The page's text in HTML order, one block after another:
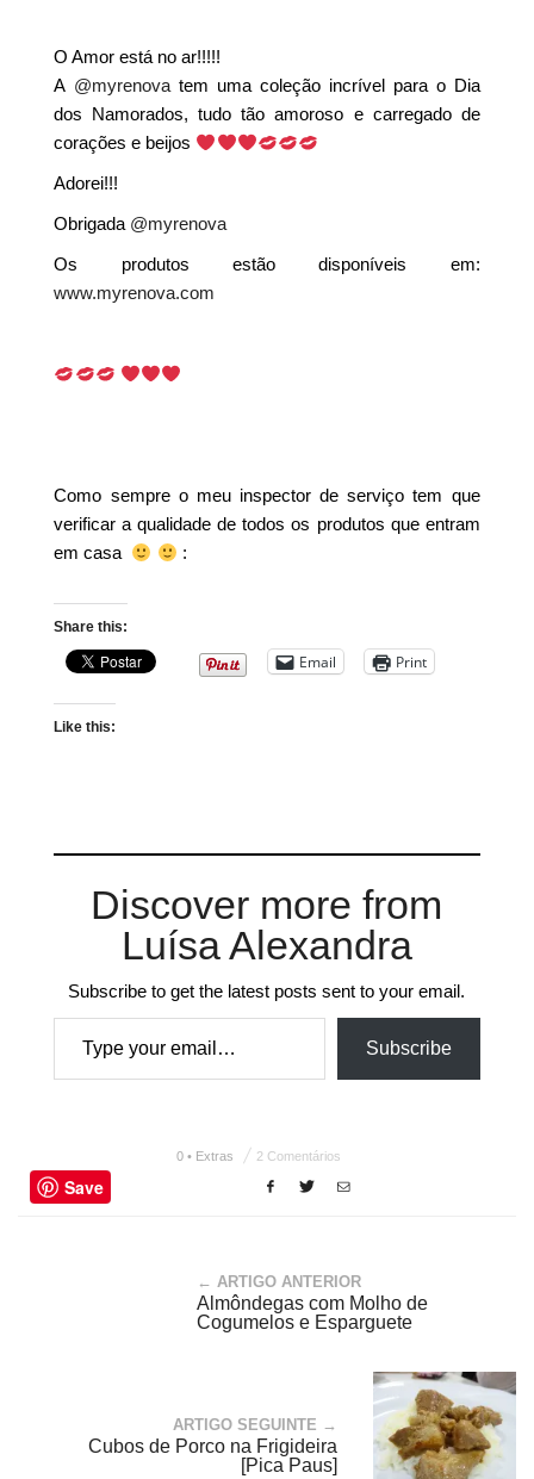
O Amor está no ar!!!!!
A @myrenova tem uma coleção incrível para o Dia
dos Namorados, tudo tão amoroso e carregado de
corações e beijos
Adorei!!!
Obrigada @myrenova
Os produtos estão disponíveis em:
www.myrenova.com
Como sempre o meu inspector de serviço tem que
verificar a qualidade de todos os produtos que entram
em casa
:
Share this:
Email Print
Like this:
Discover more from
Luísa Alexandra
Subscribe to get the latest posts sent to your email.
Type your email…
Subscribe
0 • Extras 2 Comentários
Save
← ARTIGO ANTERIOR
Almôndegas com Molho de
Cogumelos e Esparguete
ARTIGO SEGUINTE →
Cubos de Porco na Frigideira
[Pica Paus]